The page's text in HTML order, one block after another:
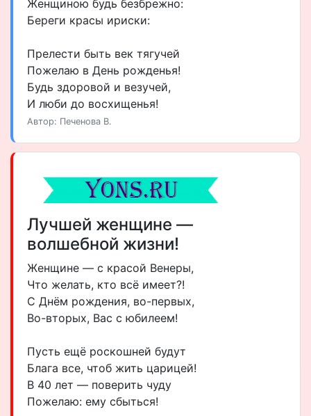
Женщиною будь безбрежно:
Береги красы ириски:
Прелести быть век тягучей
Пожелаю в День рожденья!
Будь здоровой и везучей,
И люби до восхищенья!
Автор: Печенова В.
Лучшей женщине —
волшебной жизни!
Женщине — с красой Венеры,
Что желать, кто всё имеет?!
С Днём рождения, во-первых,
Во-вторых, Вас с юбилеем!
Пусть ещё роскошней будут
Блага все, чтоб жить царицей!
В 40 лет — поверить чуду
Пожелаю: ему сбыться!